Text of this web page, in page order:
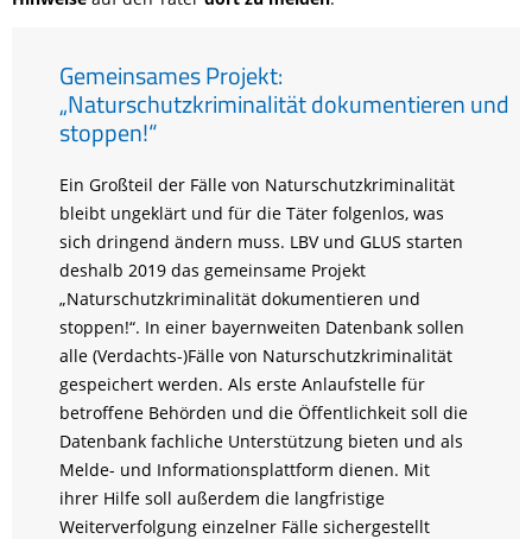
Gemeinsames Projekt:
„Naturschutzkriminalität dokumentieren und
stoppen!“
Ein Großteil der Fälle von Naturschutzkriminalität
bleibt ungeklärt und für die Täter folgenlos, was
sich dringend ändern muss. LBV und GLUS starten
deshalb 2019 das gemeinsame Projekt
„Naturschutzkriminalität dokumentieren und
stoppen!“. In einer bayernweiten Datenbank sollen
alle (Verdachts-)Fälle von Naturschutzkriminalität
gespeichert werden. Als erste Anlaufstelle für
betroffene Behörden und die Öffentlichkeit soll die
Datenbank fachliche Unterstützung bieten und als
Melde- und Informationsplattform dienen. Mit
ihrer Hilfe soll außerdem die langfristige
Weiterverfolgung einzelner Fälle sichergestellt